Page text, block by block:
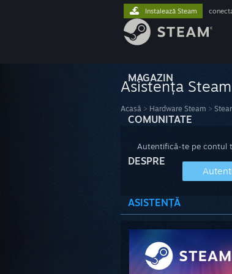
MAGAZIN
COMUNITATE
DESPRE
ASISTENȚĂ
Instalează Steam
Asistența Steam
Acasă > Hardware Steam >
Autentifică-te pe contul